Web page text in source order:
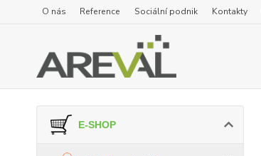
O nás Reference Sociální podnik Kontakty
E-SHOP